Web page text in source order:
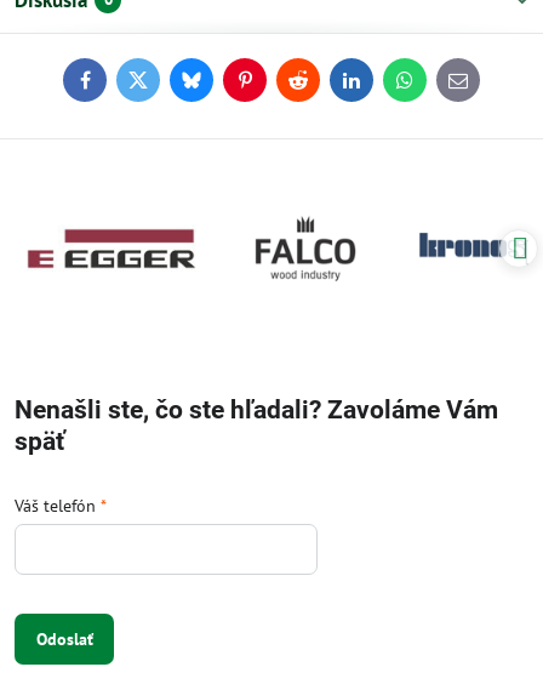
FacebookTwitterBlueskyPinterestReddit LinkedInWhatsApp
E-
mail
Nenašli ste, čo ste hľadali? Zavoláme Vám
späť
Váš telefón *
Odoslať